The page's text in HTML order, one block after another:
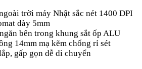
trời máy Nhật sắc nét 1400 DPI
dày 5mm
bên trong khung sắt ốp ALU
14mm mạ kẽm chống rỉ sét
gấp gọn dễ di chuyển